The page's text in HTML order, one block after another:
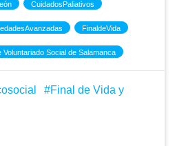
CuidadosPaliativos
FinaldeVida
Voluntariado Social de Salamanca
Final de Vida y